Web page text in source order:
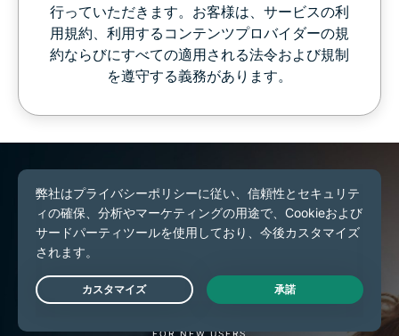
行っていただきます。お客様は、サービスの利
用規約、利用するコンテンツプロバイダーの規
約ならびにすべての適用される法令および規制
を遵守する義務があります。
30
DAY
FOR NEW USERS
Live Chat